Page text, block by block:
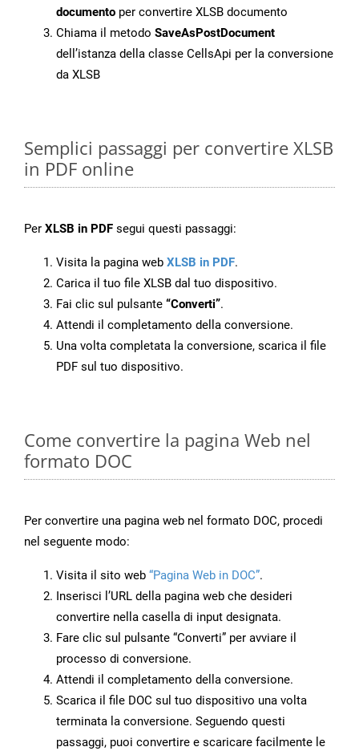
documento per convertire XLSB documento
Chiama il metodo SaveAsPostDocument
dell’istanza della classe CellsApi per la conversione
da XLSB
Semplici passaggi per convertire XLSB
in PDF online
Per XLSB in PDF segui questi passaggi:
Visita la pagina web XLSB in PDF.
Carica il tuo file XLSB dal tuo dispositivo.
Fai clic sul pulsante “Converti”.
Attendi il completamento della conversione.
Una volta completata la conversione, scarica il file
PDF sul tuo dispositivo.
Come convertire la pagina Web nel
formato DOC
Per convertire una pagina web nel formato DOC, procedi
nel seguente modo:
Visita il sito web “Pagina Web in DOC”.
Inserisci l’URL della pagina web che desideri
convertire nella casella di input designata.
Fare clic sul pulsante “Converti” per avviare il
processo di conversione.
Attendi il completamento della conversione.
Scarica il file DOC sul tuo dispositivo una volta
terminata la conversione. Seguendo questi
passaggi, puoi convertire e scaricare facilmente le